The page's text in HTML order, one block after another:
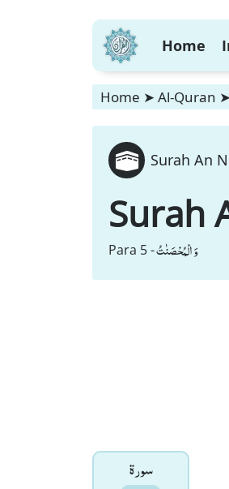
Home
Home ➤ Al-Quran ➤
Surah An
Surah
Para 5 -وَ الْمُحْصَنٰتُ
سورۃ